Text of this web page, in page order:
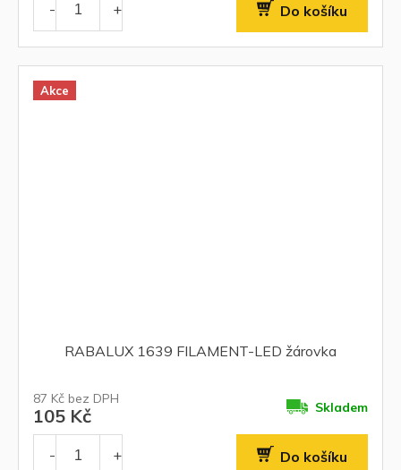
Do košíku
Akce
RABALUX 1639 FILAMENT-LED žárovka
87 Kč bez DPH
105 Kč Skladem
Do košíku